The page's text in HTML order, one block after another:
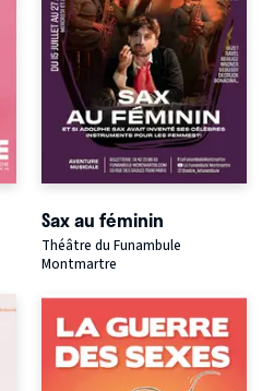
Sax au féminin
Théâtre du Funambule
Montmartre